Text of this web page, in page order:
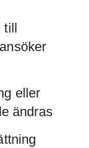
eller
ändras